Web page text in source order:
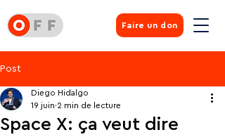
Faire un don
Post
Space X: ça veut dire
Diego Hidalgo
19 juin 2 min de lecture